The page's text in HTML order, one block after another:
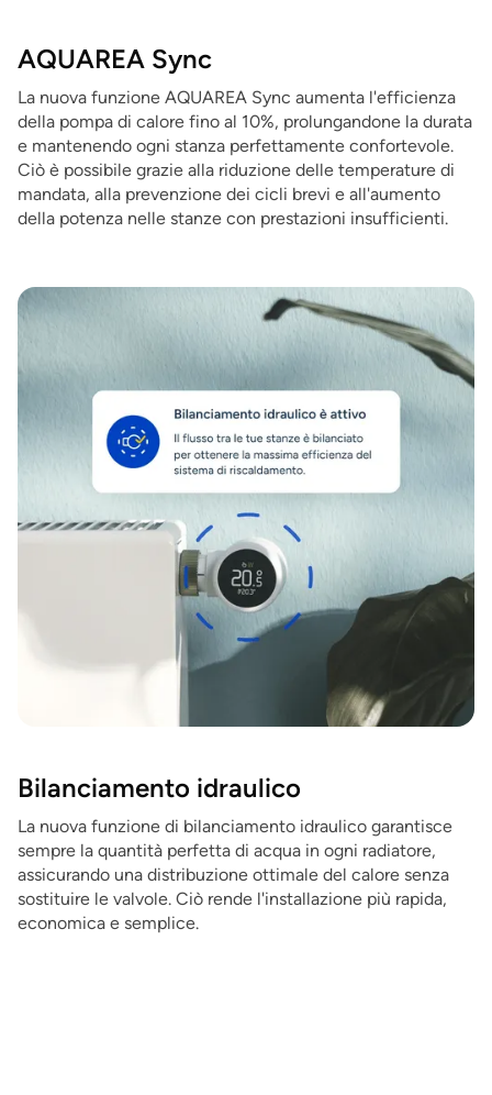
AQUAREA Sync
La nuova funzione AQUAREA Sync aumenta l'efficienza
della pompa di calore fino al 10%, prolungandone la durata
e mantenendo ogni stanza perfettamente confortevole.
Ciò è possibile grazie alla riduzione delle temperature di
mandata, alla prevenzione dei cicli brevi e all'aumento
della potenza nelle stanze con prestazioni insufficienti.
Bilanciamento idraulico
La nuova funzione di bilanciamento idraulico garantisce
sempre la quantità perfetta di acqua in ogni radiatore,
assicurando una distribuzione ottimale del calore senza
sostituire le valvole. Ciò rende l'installazione più rapida,
economica e semplice.